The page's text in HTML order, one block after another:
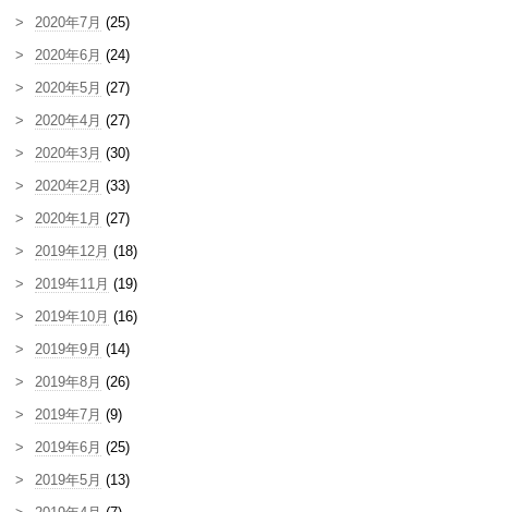
2020年7月 (25)
2020年6月 (24)
2020年5月 (27)
2020年4月 (27)
2020年3月 (30)
2020年2月 (33)
2020年1月 (27)
2019年12月 (18)
2019年11月 (19)
2019年10月 (16)
2019年9月 (14)
2019年8月 (26)
2019年7月 (9)
2019年6月 (25)
2019年5月 (13)